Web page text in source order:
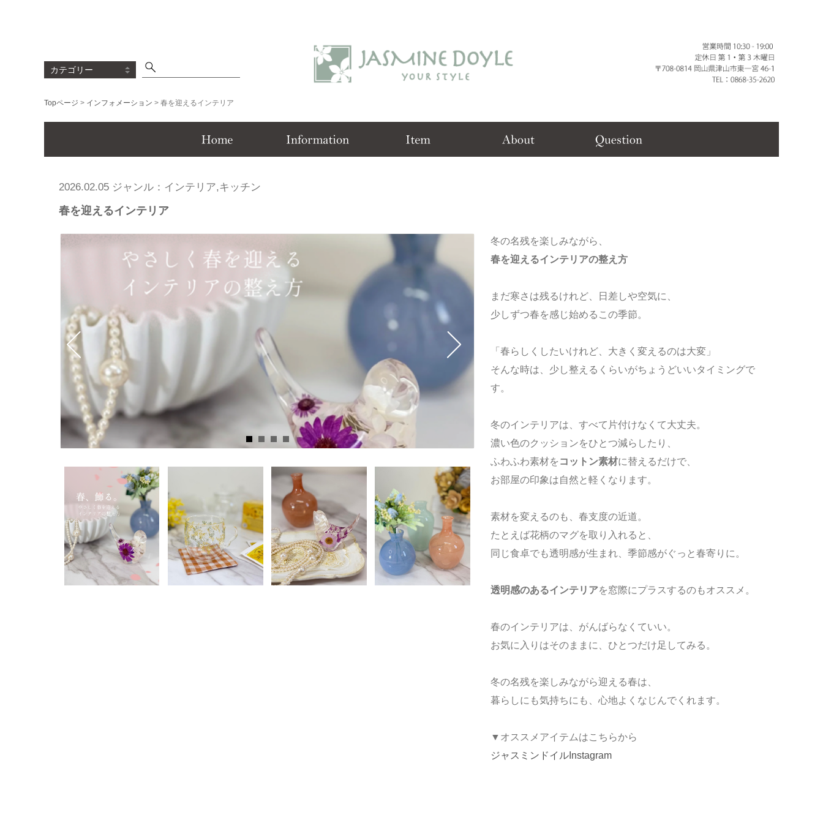
Topページ > インフォメーション > 春を迎えるインテリア
2026.02.05 ジャンル：インテリア,キッチン
春を迎えるインテリア
冬の名残を楽しみながら、
春を迎えるインテリアの整え方
まだ寒さは残るけれど、
日差しや空気に、
少しずつ春を感じ始めるこの季節。
「春らしくしたいけれど、大きく変えるのは大変」
そんな時は、 少し整える くらいがちょうどいいタイミングで
す。
冬のインテリアは、すべて片付けなくて大丈夫。
濃い色のクッションをひとつ減らしたり、
ふわふわ素材を コットン素材に替えるだけで、
お部屋の印象は自然と軽くなります。
素材を変えるのも、春支度の近道。
たとえば花柄のマグを取り入れると、
同じ食卓でも透明感が生まれ、 季節感がぐっと春寄りに。
透明感のあるインテリアを窓際にプラスするのもオススメ。
春のインテリアは、がんばらなくていい。
お気に入りはそのままに、 ひとつだけ足してみる。
冬の名残を楽しみながら迎える春は、
暮らしにも気持ちにも、心地よくなじんでくれます。
▼オススメアイテムはこちらから
ジャスミンドイルInstagram